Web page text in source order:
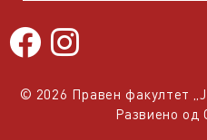
© 2026 Правен факултет
Развиено од